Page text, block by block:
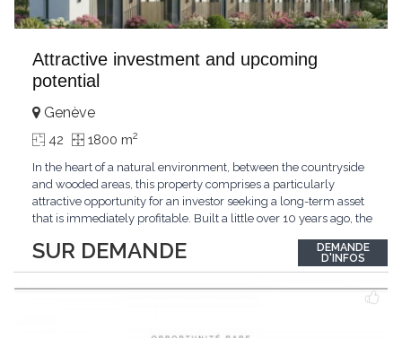
Attractive investment and upcoming
potential
SUR DEMANDE
Genève
42 1800 m2
In the heart of a natural environment, between the countryside
and wooded areas, this property comprises a particularly
attractive opportunity for an investor seeking a long-term asset
that is immediately profitable. Built a little over 10 years ago, the
quality of construction and regular maintenance of the
properties allow for a serene...
DEMANDE
D'INFOS